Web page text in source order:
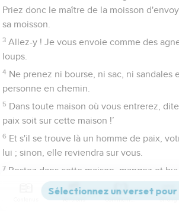
Priez donc le maître de la moisson
sa moisson.
3 Allez-y ! Je vous envoie comme des
loups.
4 Ne prenez ni bourse, ni sac, ni sandales
personne en chemin.
5 Dans toute maison où vous entrerez,
paix soit sur cette maison !’
6 Et s'il se trouve là un homme de paix,
lui ; sinon, elle reviendra sur vous.
7 Restez dans cette maison, mangez et
donnera, car *l'ouvrier mérite son salaire.
en maison.
Versions Commentaires Strong